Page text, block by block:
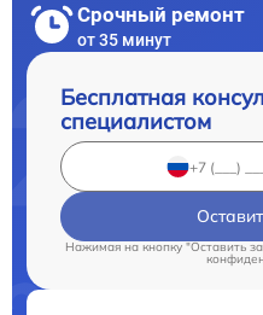
Срочный ремонт
от 35 минут
Бесплатная
специалистом
Нажимая на кнопку "Оставить